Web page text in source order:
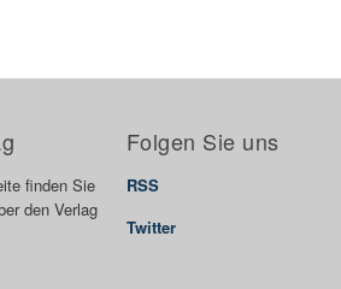
finden Sie
den Verlag
Folgen Sie uns
RSS
Twitter